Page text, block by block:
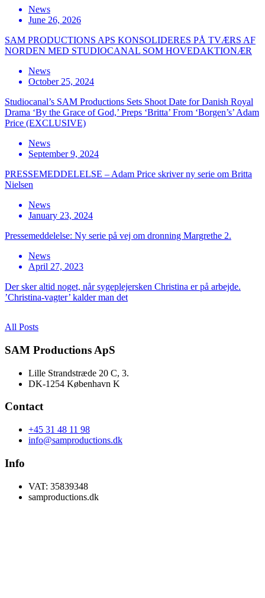
News
June 26, 2026
SAM PRODUCTIONS APS KONSOLIDERES PÅ TVÆRS AF
NORDEN MED STUDIOCANAL SOM HOVEDAKTIONÆR
News
October 25, 2024
Studiocanal’s SAM Productions Sets Shoot Date for Danish Royal
Drama ‘By the Grace of God,’ Preps ‘Britta’ From ‘Borgen’s’ Adam
Price (EXCLUSIVE)
News
September 9, 2024
PRESSEMEDDELELSE – Adam Price skriver ny serie om Britta
Nielsen
News
January 23, 2024
Pressemeddelelse: Ny serie på vej om dronning Margrethe 2.
News
April 27, 2023
Der sker altid noget, når sygeplejersken Christina er på arbejde.
’Christina-vagter’ kalder man det
All Posts
SAM Productions ApS
Lille Strandstræde 20 C, 3.
DK-1254 København K
Contact
+45 31 48 11 98
info@samproductions.dk
Info
VAT: 35839348
samproductions.dk